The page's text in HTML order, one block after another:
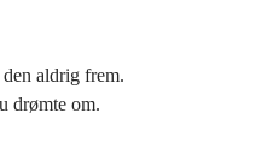
aldrig frem.
drømte om.